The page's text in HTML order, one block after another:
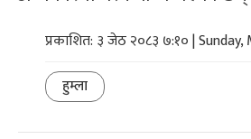
प्रकाशित: ३ जेठ २०८३ ७:१० | Sunday,
हुम्ला